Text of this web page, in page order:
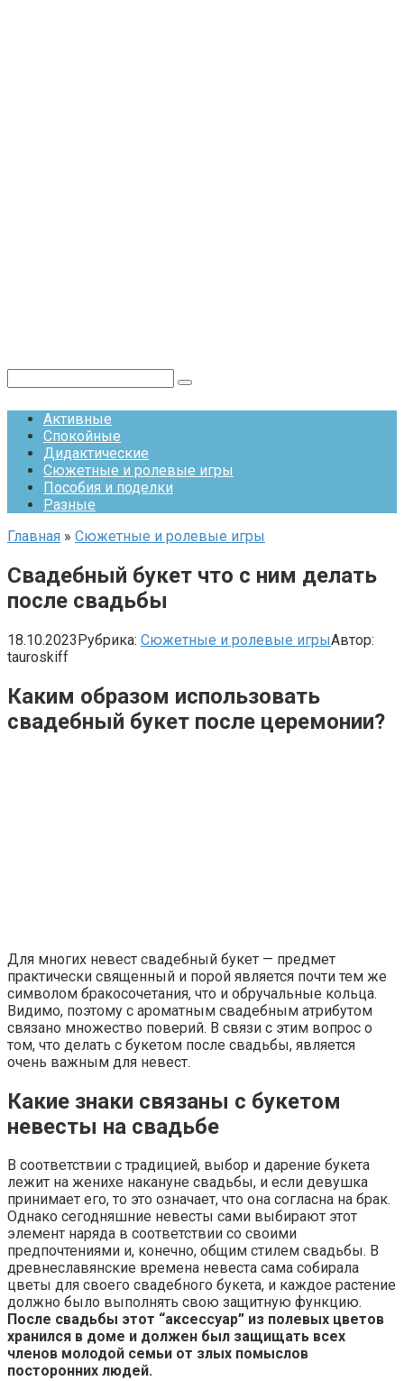
Активные
Спокойные
Дидактические
Сюжетные и ролевые игры
Пособия и поделки
Разные
Главная » Сюжетные и ролевые игры
Свадебный букет что с ним делать
после свадьбы
18.10.2023Рубрика: Сюжетные и ролевые игрыАвтор:
tauroskiff
Каким образом использовать
свадебный букет после церемонии?
Для многих невест свадебный букет — предмет
практически священный и порой является почти тем же
символом бракосочетания, что и обручальные кольца.
Видимо, поэтому с ароматным свадебным атрибутом
связано множество поверий. В связи с этим вопрос о
том, что делать с букетом после свадьбы, является
очень важным для невест.
Какие знаки связаны с букетом
невесты на свадьбе
В соответствии с традицией, выбор и дарение букета
лежит на женихе накануне свадьбы, и если девушка
принимает его, то это означает, что она согласна на брак.
Однако сегодняшние невесты сами выбирают этот
элемент наряда в соответствии со своими
предпочтениями и, конечно, общим стилем свадьбы. В
древнеславянские времена невеста сама собирала
цветы для своего свадебного букета, и каждое растение
должно было выполнять свою защитную функцию.
После свадьбы этот “аксессуар” из полевых цветов
хранился в доме и должен был защищать всех
членов молодой семьи от злых помыслов
посторонних людей.